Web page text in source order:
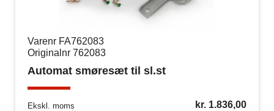
Varenr FA762083
Originalnr 762083
Automat smøresæt til sl.st
Ekskl. moms kr.1.836,00